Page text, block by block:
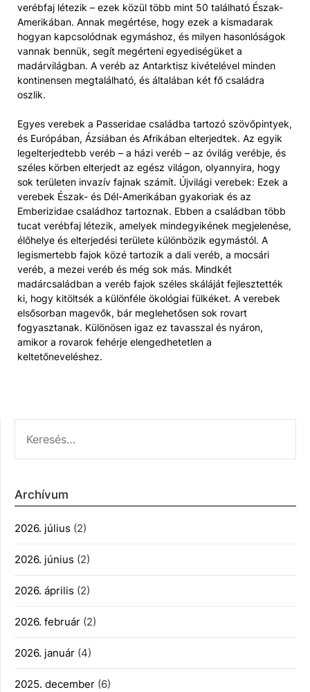
verébfaj létezik – ezek közül több mint 50 található Észak-
Amerikában. Annak megértése, hogy ezek a kismadarak
hogyan kapcsolódnak egymáshoz, és milyen hasonlóságok
vannak bennük, segít megérteni egyediségüket a
madárvilágban. A veréb az Antarktisz kivételével minden
kontinensen megtalálható, és általában két fő családra
oszlik.
Egyes verebek a Passeridae családba tartozó szövőpintyek,
és Európában, Ázsiában és Afrikában elterjedtek. Az egyik
legelterjedtebb veréb – a házi veréb – az óvilág verébje, és
széles körben elterjedt az egész világon, olyannyira, hogy
sok területen invazív fajnak számít. Újvilági verebek: Ezek a
verebek Észak- és Dél-Amerikában gyakoriak és az
Emberizidae családhoz tartoznak. Ebben a családban több
tucat verébfaj létezik, amelyek mindegyikének megjelenése,
élőhelye és elterjedési területe különbözik egymástól. A
legismertebb fajok közé tartozik a dali veréb, a mocsári
veréb, a mezei veréb és még sok más. Mindkét
madárcsaládban a veréb fajok széles skáláját fejlesztették
ki, hogy kitöltsék a különféle ökológiai fülkéket. A verebek
elsősorban magevők, bár meglehetősen sok rovart
fogyasztanak. Különösen igaz ez tavasszal és nyáron,
amikor a rovarok fehérje elengedhetetlen a
keltetőneveléshez.
Archívum
2026. július (2)
2026. június (2)
2026. április (2)
2026. február (2)
2026. január (4)
2025. december (6)